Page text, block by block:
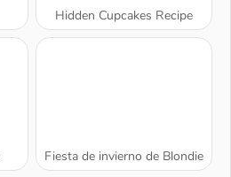
Hidden Cupcakes Recipe
Fiesta de invierno de Blondie